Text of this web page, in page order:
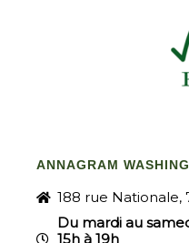
ANNAGRAM
188 rue Nationale,
Du mardi au
15h à 19h